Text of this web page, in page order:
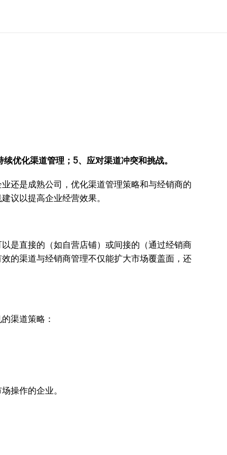
优化渠道管理；5、应对渠道冲突和挑战。
还是成熟公司，优化渠道管理策略和与经销商的
议以提高企业经营效果。
是直接的（如自营店铺）或间接的（通过经销商
的渠道与经销商管理不仅能扩大市场覆盖面，还
渠道策略：
操作的企业。